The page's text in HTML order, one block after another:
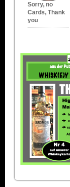
Sorry, no
Cards, Thank
you